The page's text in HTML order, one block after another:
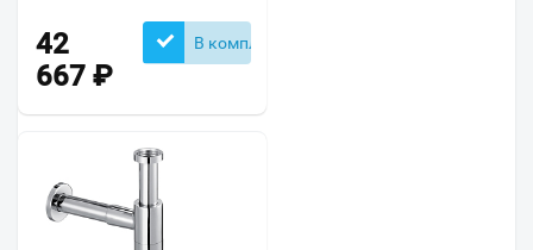
42
667 ₽
В комплекте